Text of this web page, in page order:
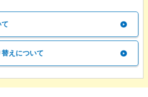
えについて